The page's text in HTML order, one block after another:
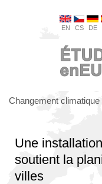
EN CS DE
Changement
Une
soutient la
villes